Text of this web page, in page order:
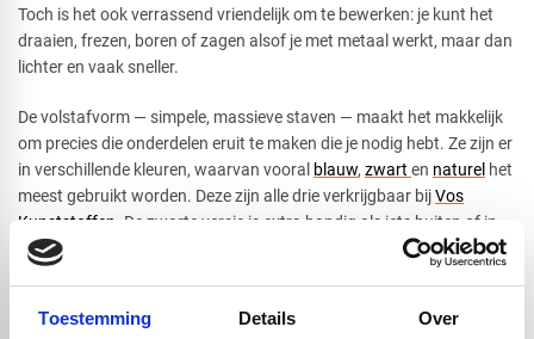
Toestemming Details Over
Toch is het ook verrassend vriendelijk om te bewerken: je kunt het
draaien, frezen, boren of zagen alsof je met metaal werkt, maar dan
lichter en vaak sneller.
De volstafvorm — simpele, massieve staven — maakt het makkelijk
om precies die onderdelen eruit te maken die je nodig hebt. Ze zijn er
in verschillende kleuren, waarvan vooral blauw, zwart en naturel het
meest gebruikt worden. Deze zijn alle drie verkrijgbaar bijVos
Kunststoffen . De zwarte versie is extra handig als iets buiten of in
fel licht gebruikt gaat worden, omdat deze beter tegen UV kan.
wat wils!